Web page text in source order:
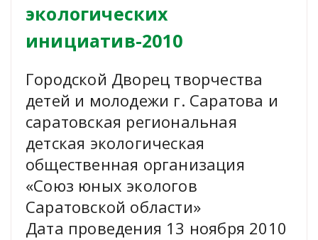
экологических
инициатив-2010
Городской Дворец творчества
детей и молодежи г. Саратова и
саратовская региональная
детская экологическая
общественная организация
«Союз юных экологов
Саратовской области»
Дата проведения 13 ноября 2010